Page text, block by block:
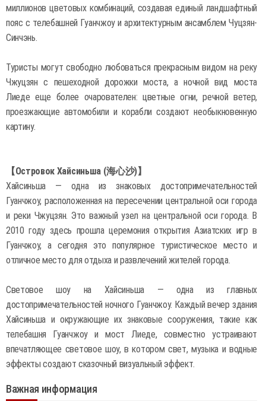
миллионов цветовых комбинаций, создавая единый ландшафтный
пояс с телебашней Гуанчжоу и архитектурным ансамблем Чуцзян-
Синчэнь.
Туристы могут свободно любоваться прекрасным видом на реку
Чжуцзян с пешеходной дорожки моста, а ночной вид моста
Лиеде еще более очарователен: цветные огни, речной ветер,
проезжающие автомобили и корабли создают необыкновенную
картину.
【Островок Хайсиньша (海心沙)】
Хайсиньша — одна из знаковых достопримечательностей
Гуанчжоу, расположенная на пересечении центральной оси города
и реки Чжуцзян. Это важный узел на центральной оси города. В
2010 году здесь прошла церемония открытия Азиатских игр в
Гуанчжоу, а сегодня это популярное туристическое место и
отличное место для отдыха и развлечений жителей города.
Световое шоу на Хайсиньша — одна из главных
достопримечательностей ночного Гуанчжоу. Каждый вечер здания
Хайсиньша и окружающие их знаковые сооружения, такие как
телебашня Гуанчжоу и мост Лиеде, совместно устраивают
впечатляющее световое шоу, в котором свет, музыка и водные
эффекты создают сказочный визуальный эффект.
Важная информация